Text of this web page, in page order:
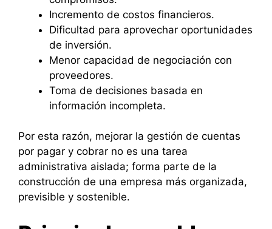
Incremento de costos financieros.
Dificultad para aprovechar oportunidades
de inversión.
Menor capacidad de negociación con
proveedores.
Toma de decisiones basada en
información incompleta.
Por esta razón, mejorar la gestión de cuentas
por pagar y cobrar no es una tarea
administrativa aislada; forma parte de la
construcción de una empresa más organizada,
previsible y sostenible.